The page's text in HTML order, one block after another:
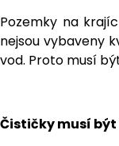
Pozemky na
nejsou vybaveny
vod. Proto musí
Čističky musí